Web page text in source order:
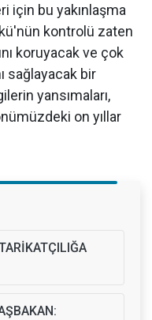
için bu yakınlaşma
kontrolü zaten
koruyacak ve çok
sağlayacak bir
yansımaları,
on yıllar